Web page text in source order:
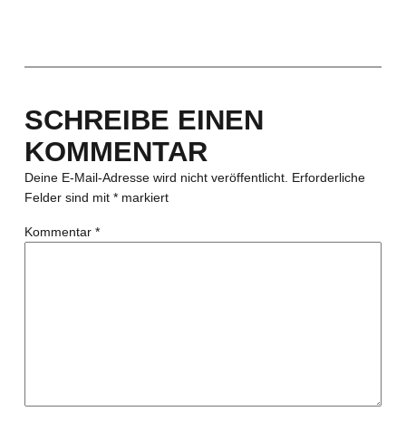
SCHREIBE EINEN
KOMMENTAR
Deine E-Mail-Adresse wird nicht veröffentlicht. Erforderliche
Felder sind mit *markiert
Kommentar *